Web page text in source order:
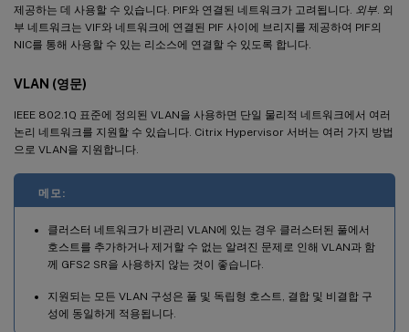
제공하는 데 사용할 수 있습니다. PIF와 연결된 네트워크가 고려됩니다. 외부 . 외
부 네트워크는 VIF와 네트워크에 연결된 PIF 사이에 브리지를 제공하여 PIF의
NIC를 통해 사용할 수 있는 리소스에 연결할 수 있도록 합니다.
VLAN (영문)
IEEE 802.1Q 표준에 정의된 VLAN을 사용하면 단일 물리적 네트워크에서 여러
논리 네트워크를 지원할 수 있습니다. Citrix Hypervisor 서버는 여러 가지 방법
으로 VLAN을 지원합니다.
메모:
클러스터 네트워크가 비관리 VLAN에 있는 경우 클러스터된 풀에서
호스트를 추가하거나 제거할 수 없는 알려진 문제로 인해 VLAN과 함
께 GFS2 SR을 사용하지 않는 것이 좋습니다.
지원되는 모든 VLAN 구성은 풀 및 독립형 호스트, 결합 및 비결합 구
성에 동일하게 적용됩니다.